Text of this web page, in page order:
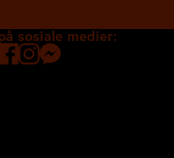
sosiale medier: